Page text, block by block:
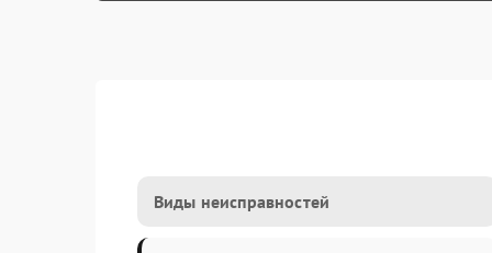
Виды неисправностей